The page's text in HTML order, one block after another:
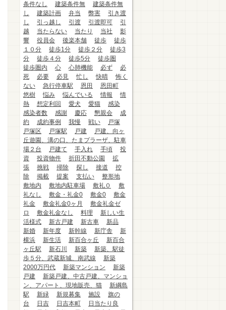
条件なし
建築条件無
建築条件無
し
建築計画 弁当 弊害
引き渡
し
引っ越し 引渡 引渡即可
引
越
当たらない 当たり 当社
影
響
役員会 後楽本舗 徒歩
徒歩
１０分
徒歩1分 徒歩２分
徒歩3
分
徒歩４分 徒歩5分
徒歩圏
徒歩圏内
心 心肺機能 必ず
必
死
必要 必見 忙し 快晴
怖く
ない
急行停車駅 恩田
恩田町
悠樹
悩み 悩んでいる 情報
情
熱
想定利回 愛犬 愛猫
感染
感染者数
感謝 慶応 懇親会
成
約
成約事例 我慢 戦い
戸塚
戸塚区
戸塚駅 戸建
戸建、向ヶ
丘遊園、溝の口、たまプラーザ、駐車
場２台
戸建て 手入れ 手頃
投
資
投資物件 折田不動公園
拡
張
挑戦 掃除 探し 接道
控
除
掲載 提案 支払い
整形地
敷地内
敷地内駐車場 敷礼０
敷
礼なし
敷金・礼金0 敷金0
敷金
礼金
敷金礼金0ヶ月
敷金礼金ゼ
ロ
敷金礼金なし 料理
新しい生
活様式
新古戸建 新古車
新品
新婚
新年度 新幹線 新庁舎
新
横浜
新生活 新百合ヶ丘
新百合
ヶ丘駅
新石川 新築
新築、駅徒
歩５分、武蔵新城、南武線
新築
2000万円代
新築マンション
新築
戸建
新築戸建、中古戸建、マンショ
ン、アパート、現地販売、猫
新綱島
駅
新緑 新規募集 施設
旗の
台
日吉 日吉本町
日当たり良